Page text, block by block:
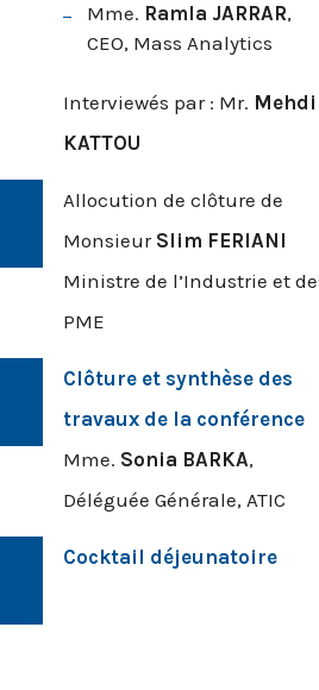
Mme. Ramla JARRAR,
CEO, Mass Analytics
Interviewés par : Mr. Mehdi
KATTOU
Allocution de clôture de
Monsieur Slim FERIANI
Ministre de l’Industrie et
PME
Clôture et synthèse des
travaux de la conférence
Mme. Sonia BARKA,
Déléguée Générale, ATIC
Cocktail déjeunatoire